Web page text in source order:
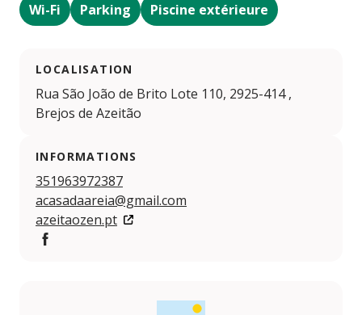
Wi-Fi Parking Piscine extérieure
LOCALISATION
Rua São João de Brito Lote 110, 2925-414 ,
Brejos de Azeitão
INFORMATIONS
351963972387
acasadaareia@gmail.com
azeitaozen.pt